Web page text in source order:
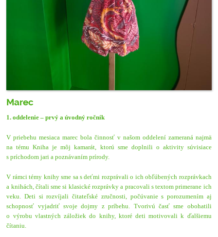
Marec
1. oddelenie – prvý a úvodný ročník
V priebehu mesiaca marec bola činnosť v našom oddelení zameraná najmä
na tému Kniha je môj kamarát, ktorú sme doplnili o aktivity súvisiace
s príchodom jari a poznávaním prírody.
V rámci témy knihy sme sa s deťmi rozprávali o ich obľúbených rozprávkach
a knihách, čítali sme si klasické rozprávky a pracovali s textom primerane ich
veku. Deti si rozvíjali čitateľské zručnosti, počúvanie s porozumením aj
schopnosť vyjadriť svoje dojmy z príbehu. Tvorivú časť sme obohatili
o výrobu vlastných záložiek do knihy, ktoré deti motivovali k ďalšiemu
čítaniu.